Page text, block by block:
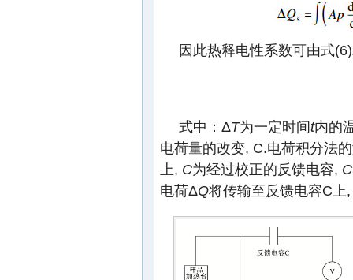
因此热释电性系数可由式
式中：ΔT为一定时间t内的
电荷量的改变, C.电荷积分法
上, C为经过校正的反馈电容, C
电荷ΔQ将传输至反馈电容C